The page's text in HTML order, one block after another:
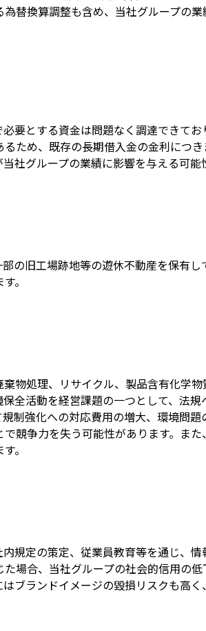
替換算調整も含め、当社グループの
要とする資金は問題なく調達できて
ため、既存の長期借入金の金利につ
社グループの業績に影響を与える可能
の旧工場跡地等の遊休不動産を保有
。
物処理、リサイクル、製品含有化学
全活動を経営課題の一つとして、法
制強化への対応費用の増大、環境問
競争力を失う可能性があります。ま
。
規定の策定、従業員教育等を通じ、
場合、当社グループの社会的信用の
ブランドイメージの毀損リスクも高